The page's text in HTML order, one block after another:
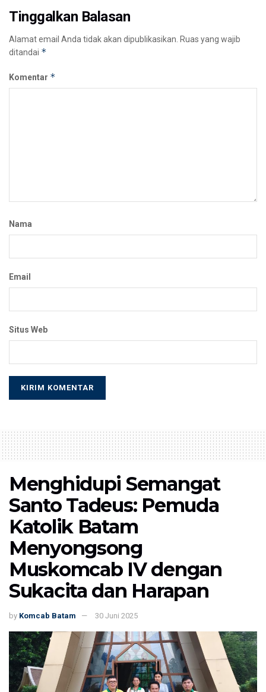
Tinggalkan Balasan
Alamat email Anda tidak akan dipublikasikan. Ruas yang wajib
ditandai *
Komentar *
Nama
Email
Situs Web
Menghidupi Semangat
Santo Tadeus: Pemuda
Katolik Batam
Menyongsong
Muskomcab IV dengan
Sukacita dan Harapan
by Komcab Batam 30 Juni 2025